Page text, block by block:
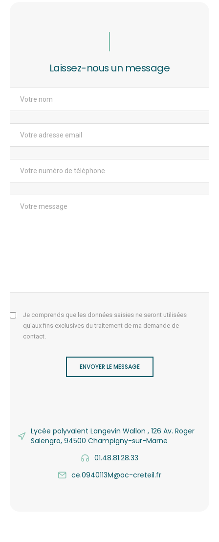
Laissez-nous un message
Je comprends que les données saisies ne seront utilisées
qu'aux fins exclusives du traitement de ma demande de
contact.
ENVOYER LE MESSAGE
Lycée polyvalent Langevin Wallon , 126 Av. Roger
Salengro, 94500 Champigny-sur-Marne
01.48.81.28.33
ce.0940113M@ac-creteil.fr